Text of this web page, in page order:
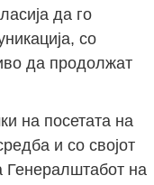
да го
со
да продолжат
на посетата на
и со својот
Генералштабот на